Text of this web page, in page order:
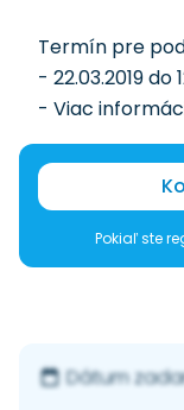
Termín pre
- 22.03.2019 do
- Viac
Pokiaľ ste
Dátum